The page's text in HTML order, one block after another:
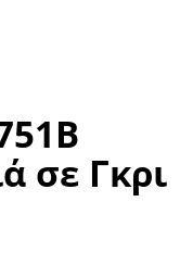
σε Γκρι